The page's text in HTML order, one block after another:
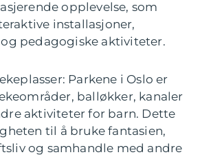
opplevelse, som
installasjoner,
pedagogiske aktiviteter.
Parkene i Oslo er
balløkker, kanaler
aktiviteter for barn. Dette
til å bruke fantasien,
og samhandle med andre